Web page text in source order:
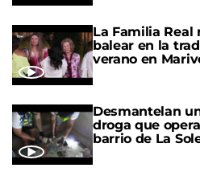
La Familia Real
balear en la
verano en
Desmantelan
droga que
barrio de La